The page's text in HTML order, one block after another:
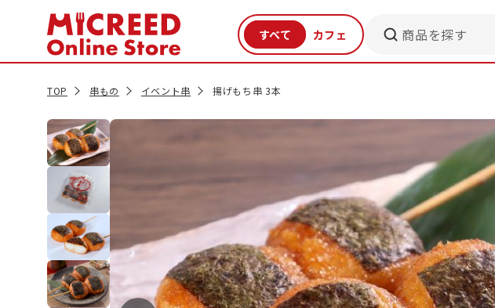
商品を探す
TOP 串もの イベント串 揚げもち串 3本